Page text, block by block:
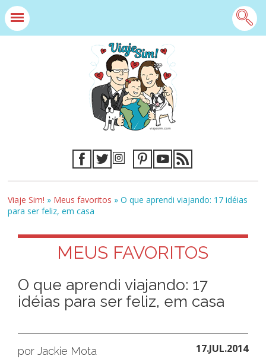
Viaje Sim! » Meus favoritos »O que aprendi viajando: 17 idéias
para ser feliz, em casa
MEUS FAVORITOS
O que aprendi viajando: 17
idéias para ser feliz, em casa
por Jackie Mota 17.JUL.2014